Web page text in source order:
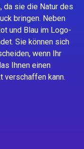
da sie die Natur des
bringen. Neben
und Blau im Logo-
Sie können sich
wenn Ihr
Ihnen einen
verschaffen kann.